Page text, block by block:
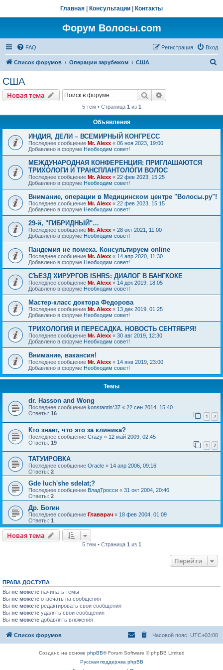
Главная Консультации Контакты
Форум Волосы.com
FAQ Вход
Регистрация
Список форумов Операции зарубежом США
США
Новая тема Поиск
5 тем • Страница 1 из 1
Объявления
ИНДИЯ, ДЕЛИ – ВСЕМИРНЫЙ КОНГРЕСС
Последнее сообщение Mr. Alexx « 06 ноя 2023, 19:00
Добавлено в форуме Необходим совет!
МЕЖДУНАРОДНАЯ КОНФЕРЕНЦИЯ: ПРИГЛАШАЮТСЯ
ТРИХОЛОГИ И ТРАНСПЛАНТОЛОГИ ВОЛОС
Последнее сообщение Mr. Alexx « 22 фев 2023, 15:25
Добавлено в форуме Необходим совет!
Внимание, операции в Медицинском центре "Волосы.ру"!
Последнее сообщение Mr. Alexx « 22 фев 2023, 15:15
Добавлено в форуме Необходим совет!
29-й, "ГИБРИДНЫЙ"…
Последнее сообщение Mr. Alexx « 28 окт 2021, 11:00
Добавлено в форуме Необходим совет!
Пандемия не помеха. Консультируем online
Последнее сообщение Mr. Alexx « 14 апр 2020, 11:30
Добавлено в форуме Необходим совет!
СЪЕЗД ХИРУРГОВ ISHRS: ДИАЛОГ В БАНГКОКЕ
Последнее сообщение Mr. Alexx « 14 дек 2019, 18:05
Добавлено в форуме Необходим совет!
Мастер-класс доктора Федорова
Последнее сообщение Mr. Alexx « 13 дек 2019, 01:25
Добавлено в форуме Необходим совет!
ТРИХОЛОГИЯ И ПЕРЕСАДКА. НОВОСТЬ СЕНТЯБРЯ!
Последнее сообщение Mr. Alexx « 30 авг 2019, 12:30
Добавлено в форуме Необходим совет!
Внимание, вакансия!
Последнее сообщение Mr. Alexx « 14 янв 2019, 23:00
Добавлено в форуме Необходим совет!
Темы
dr. Hasson and Wong
Последнее сообщение konstantin*37 « 22 сен 2014, 15:40
Ответы: 16 1 2
Кто знает, что это за клиника?
Последнее сообщение Crazy « 12 май 2009, 02:45
Ответы: 19 1 2
ТАТУИРОВКА
Последнее сообщение Oracle « 14 апр 2006, 09:16
Ответы: 2
Gde luch'she sdelat;?
Последнее сообщение ВладТросси « 31 окт 2004, 20:46
Ответы: 2
Др. Богин
Последнее сообщение Главврач « 18 фев 2004, 01:09
Ответы: 1
Новая тема
5 тем • Страница 1 из 1
Перейти
ПРАВА ДОСТУПА
Вы не можете начинать темы
Вы не можете отвечать на сообщения
Вы не можете редактировать свои сообщения
Вы не можете удалять свои сообщения
Вы не можете добавлять вложения
Список форумов Часовой пояс: UTC+03:00
Создано на основе phpBB® Forum Software © phpBB Limited
Русская поддержка phpBB